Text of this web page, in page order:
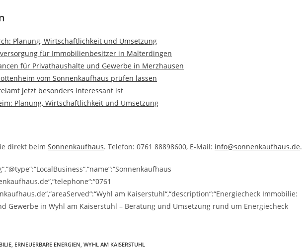
Planung, Wirtschaftlichkeit und Umsetzung
für Immobilienbesitzer in Malterdingen
für Privathaushalte und Gewerbe in Merzhausen
vom Sonnenkaufhaus prüfen lassen
jetzt besonders interessant ist
Planung, Wirtschaftlichkeit und Umsetzung
direkt beim Sonnenkaufhaus. Telefon: 0761 88898600, E-Mail: info@sonnenkaufhaus.de.
am Kaiserstuhl“,“description“:“Energiecheck Immobilie:
Gewerbe in Wyhl am Kaiserstuhl – Beratung und Umsetzung rund um Energiecheck
, ERNEUERBARE ENERGIEN, WYHL AM KAISERSTUHL